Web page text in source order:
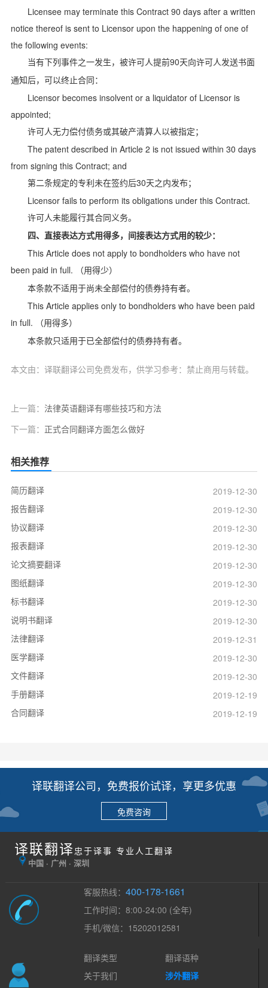
Licensee may terminate this Contract 90 days after a written
notice thereof is sent to Licensor upon the happening of one of
the following events:
当有下列事件之一发生，被许可人提前90天向许可人发送书面
通知后，可以终止合同：
Licensor becomes insolvent or a liquidator of Licensor is
appointed;
许可人无力偿付债务或其破产清算人以被指定；
The patent described in Article 2 is not issued within 30 days
from signing this Contract; and
第二条规定的专利未在签约后30天之内发布；
Licensor fails to perform its obligations under this Contract.
许可人未能履行其合同义务。
四、直接表达方式用得多，间接表达方式用的较少：
This Article does not apply to bondholders who have not
been paid in full.
（用得少）
本条款不适用于尚未全部偿付的债券持有者。
This Article applies only to bondholders who have been paid
in full.
（用得多）
本条款只适用于已全部偿付的债券持有者。
本文由：译联翻译公司免费发布，供学习参考：禁止商用与转载。
上一篇： 法律英语翻译有哪些技巧和方法
下一篇： 正式合同翻译方面怎么做好
相关推荐
简历翻译
2019-12-30
报告翻译
2019-12-30
协议翻译
2019-12-30
报表翻译
2019-12-30
论文摘要翻译
2019-12-30
图纸翻译
2019-12-30
标书翻译
2019-12-30
说明书翻译
2019-12-30
法律翻译
2019-12-31
医学翻译
2019-12-30
文件翻译
2019-12-30
手册翻译
2019-12-19
合同翻译
2019-12-19
译联翻译公司，免费报价试译，享更多优惠
免费咨询
译联翻译 忠于译事 专业人工翻译
中国 · 广州 · 深圳
客服热线：400-178-1661
工作时间：8:00-24:00 (全年)
手机/微信：15202012581
翻译类型
翻译语种
关于我们
涉外翻译